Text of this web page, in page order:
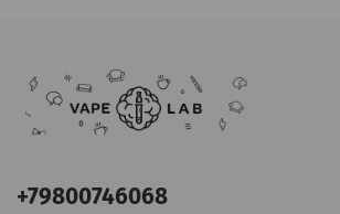
+79800746068